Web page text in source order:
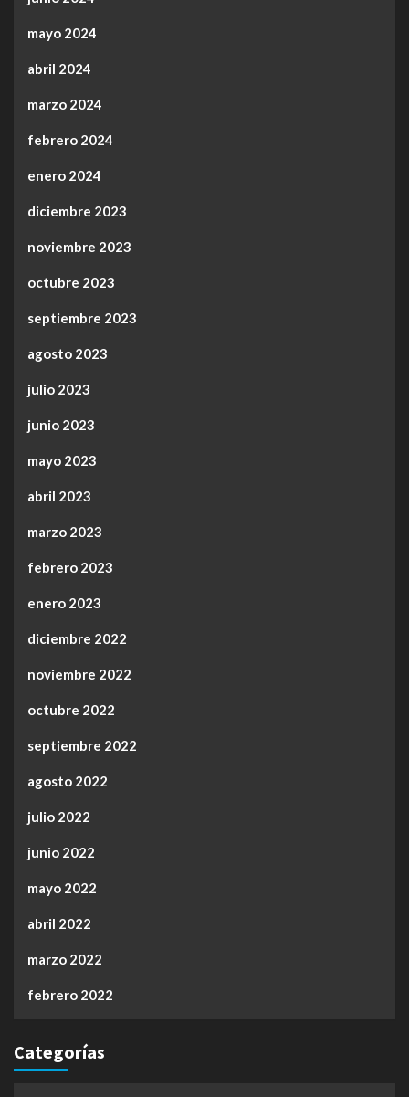
mayo 2024
abril 2024
marzo 2024
febrero 2024
enero 2024
diciembre 2023
noviembre 2023
octubre 2023
septiembre 2023
agosto 2023
julio 2023
junio 2023
mayo 2023
abril 2023
marzo 2023
febrero 2023
enero 2023
diciembre 2022
noviembre 2022
octubre 2022
septiembre 2022
agosto 2022
julio 2022
junio 2022
mayo 2022
abril 2022
marzo 2022
febrero 2022
Categorías